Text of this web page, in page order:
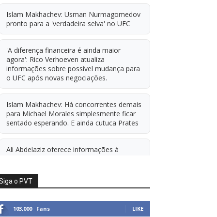
Islam Makhachev: Usman Nurmagomedov
pronto para a 'verdadeira selva' no UFC
'A diferença financeira é ainda maior
agora': Rico Verhoeven atualiza
informações sobre possível mudança para
o UFC após novas negociações.
Islam Makhachev: Há concorrentes demais
para Michael Morales simplesmente ficar
sentado esperando. E ainda cutuca Prates
Ali Abdelaziz oferece informações à
negociação
o PVT
103,000 Fans LIKE